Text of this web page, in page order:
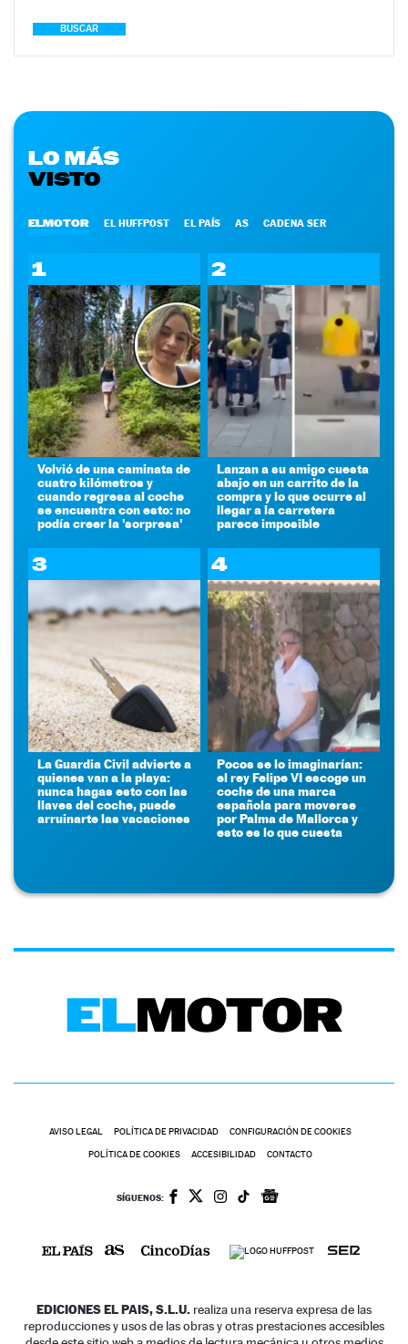
BUSCAR
LO MÁS
VISTO
ELMOTOR EL HUFFPOST EL PAÍS AS CADENA SER
1
Volvió de una caminata de
cuatro kilómetros y
cuando regresa al coche
se encuentra con esto: no
podía creer la 'sorpresa'
2
Lanzan a su amigo cuesta
abajo en un carrito de la
compra y lo que ocurre al
llegar a la carretera
parece imposible
3
La Guardia Civil advierte a
quienes van a la playa:
nunca hagas esto con las
llaves del coche, puede
arruinarte las vacaciones
4
Pocos se lo imaginarían:
el rey Felipe VI escoge un
coche de una marca
española para moverse
por Palma de Mallorca y
esto es lo que cuesta
AVISO LEGAL POLÍTICA DE PRIVACIDAD CONFIGURACIÓN DE COOKIES
POLÍTICA DE COOKIES ACCESIBILIDAD CONTACTO
SÍGUENOS:
EDICIONES EL PAIS, S.L.U. realiza una reserva expresa de las
reproducciones y usos de las obras y otras prestaciones accesibles